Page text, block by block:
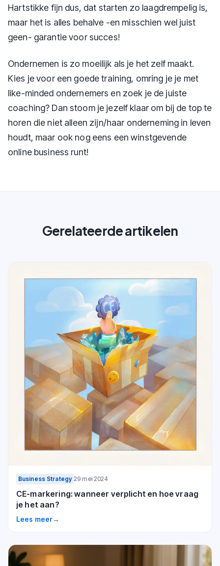
Hartstikke fijn dus, dat starten zo laagdrempelig is,
maar het is alles behalve -en misschien wel juist
geen- garantie voor succes!
Ondernemen is zo moeilijk als je het zelf maakt.
Kies je voor een goede training, omring je je met
like-minded ondernemers en zoek je de juiste
coaching? Dan stoom je jezelf klaar om bij de top te
horen die niet alleen zijn/haar onderneming in leven
houdt, maar ook nog eens een winstgevende
online business runt!
Gerelateerde artikelen
Business Strategy 29 mei 2024
CE-markering: wanneer verplicht en hoe vraag
je het aan?
Lees meer→